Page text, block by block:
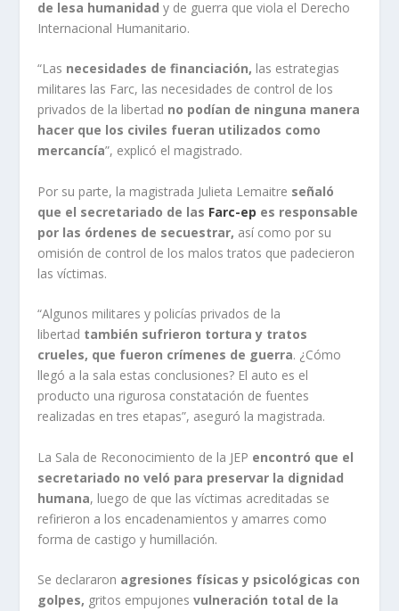
de lesa humanidad y de guerra que viola el Derecho
Internacional Humanitario.
“Las necesidades de financiación, las estrategias
militares las Farc, las necesidades de control de los
privados de la libertad no podían de ninguna manera
hacer que los civiles fueran utilizados como
mercancía”, explicó el magistrado.
Por su parte, la magistrada Julieta Lemaitre señaló
que el secretariado de las Farc-ep es responsable
por las órdenes de secuestrar, así como por su
omisión de control de los malos tratos que padecieron
las víctimas.
“Algunos militares y policías privados de la
libertad también sufrieron tortura y tratos
crueles, que fueron crímenes de guerra. ¿Cómo
llegó a la sala estas conclusiones? El auto es el
producto una rigurosa constatación de fuentes
realizadas en tres etapas”, aseguró la magistrada.
La Sala de Reconocimiento de la JEP encontró que el
secretariado no veló para preservar la dignidad
humana, luego de que las víctimas acreditadas se
refirieron a los encadenamientos y amarres como
forma de castigo y humillación.
Se declararon agresiones físicas y psicológicas con
golpes, gritos empujones vulneración total de la